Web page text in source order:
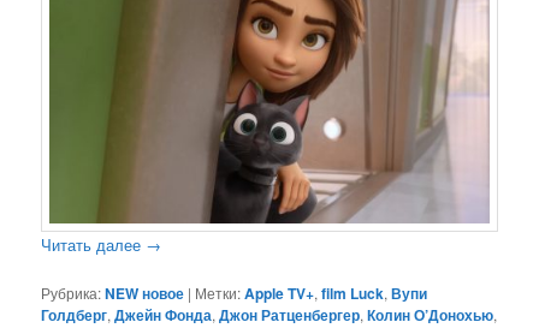
Читать далее →
Рубрика:NEW новое | Метки:Apple TV+,film Luck,Вупи
Голдберг,Джейн Фонда,Джон Ратценбергер,Колин О’Донохью,